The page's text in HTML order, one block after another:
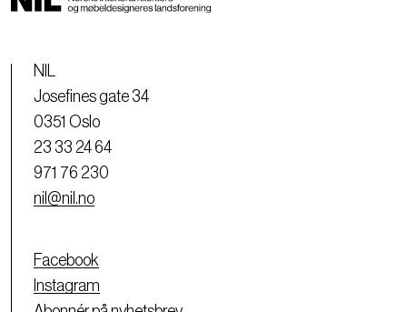
NIL
Josefines gate 34
0351 Oslo
23 33 24 64
971 76 230
nil@nil.no
Facebook
Instagram